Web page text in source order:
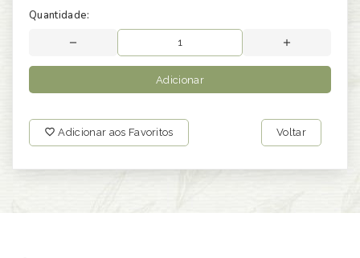
Quantidade:
Adicionar
Adicionar aos Favoritos Voltar